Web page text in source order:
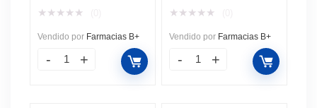
precio
era:
$84,819.91.
es:
$79,995.00.
★ ★ ★ ★ ★
Vendido por Farmacias B+
precio
era:
$33,266.20.
es:
$29,495.00.
★ ★ ★ ★ ★
Vendido por Farmacias B+